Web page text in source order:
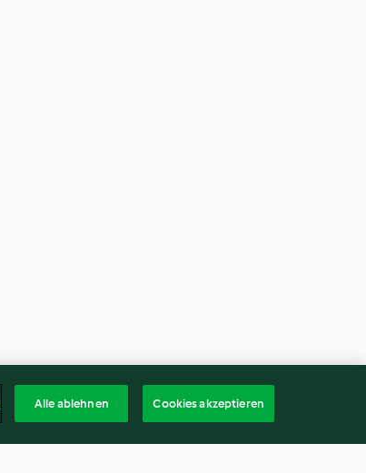
Alle ablehnen Cookies akzeptieren